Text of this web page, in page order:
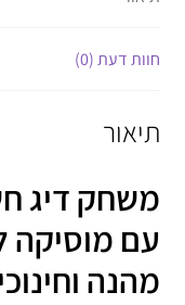
חוות דעת (0)
תיאור
משחק דיג
עם מוסיקה
מהנה